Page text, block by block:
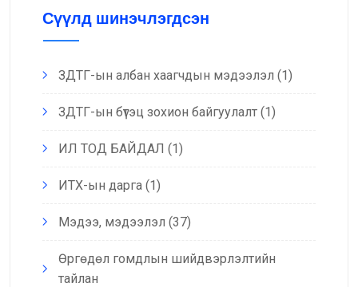
Сүүлд шинэчлэгдсэн
ЗДТГ-ын албан хаагчдын мэдээлэл (1)
ЗДТГ-ын бүтэц зохион байгуулалт (1)
ИЛ ТОД БАЙДАЛ (1)
ИТХ-ын дарга (1)
Мэдээ, мэдээлэл (37)
Өргөдөл гомдлын шийдвэрлэлтийн
тайлан